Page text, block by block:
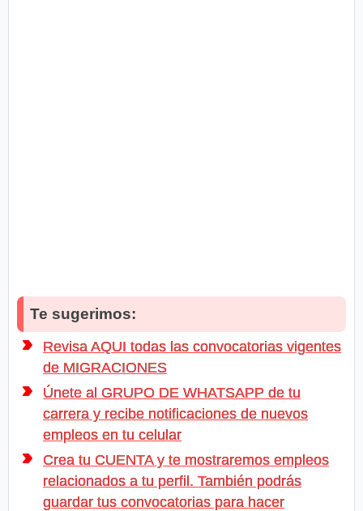
Te sugerimos:
Revisa AQUI todas las convocatorias vigentes
de MIGRACIONES
Únete al GRUPO DE WHATSAPP de tu
carrera y recibe notificaciones de nuevos
empleos en tu celular
Crea tu CUENTA y te mostraremos empleos
relacionados a tu perfil. También podrás
guardar tus convocatorias para hacer